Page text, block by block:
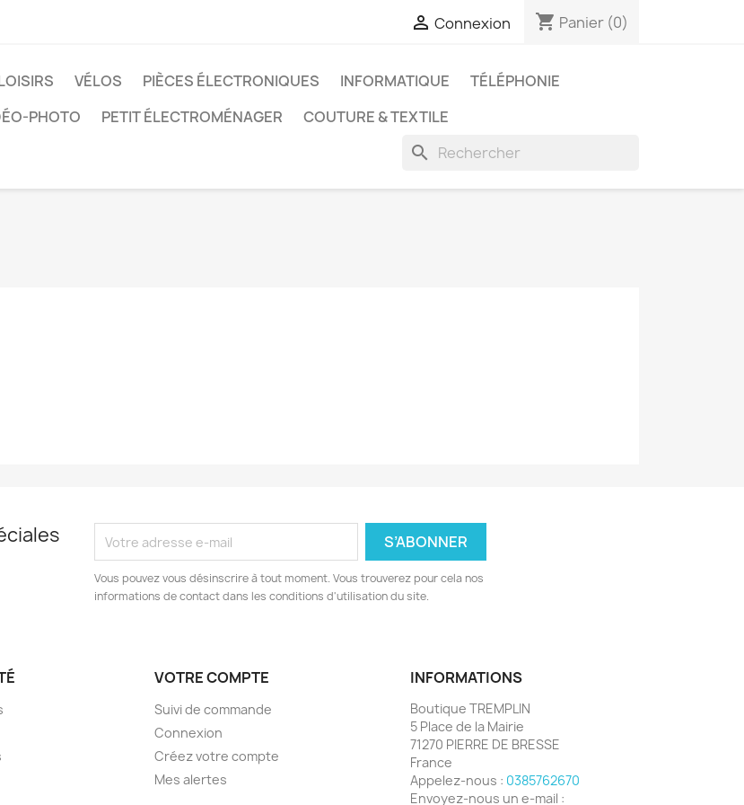
 Connexion shopping_cart Panier (0)
VÉLOS PIÈCES ÉLECTRONIQUES INFORMATIQUE
TÉLÉPHONIE
PHOTO PETIT ÉLECTROMÉNAGER COUTURE & TEXTILE
search
Vous pouvez vous désinscrire à tout moment. Vous trouverez pour cela nos
informations de contact dans les conditions d'utilisation du site.
VOTRE COMPTE
Suivi de commande
Connexion
Créez votre compte
Mes alertes
INFORMATIONS
Boutique TREMPLIN
5 Place de la Mairie
71270 PIERRE DE BRESSE
France
Appelez-nous : 0385762670
Envoyez-nous un e-mail :